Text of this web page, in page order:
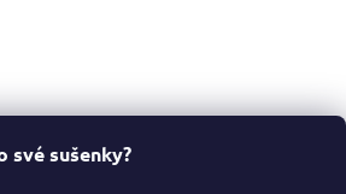
své sušenky?